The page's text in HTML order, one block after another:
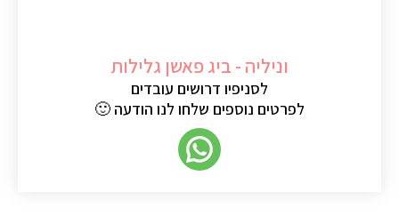
וניליה - ביג פאשן גלילות
לסניפיו דרושים עובדים
לפרטים נוספים שלחו לנו הודעה 🙂